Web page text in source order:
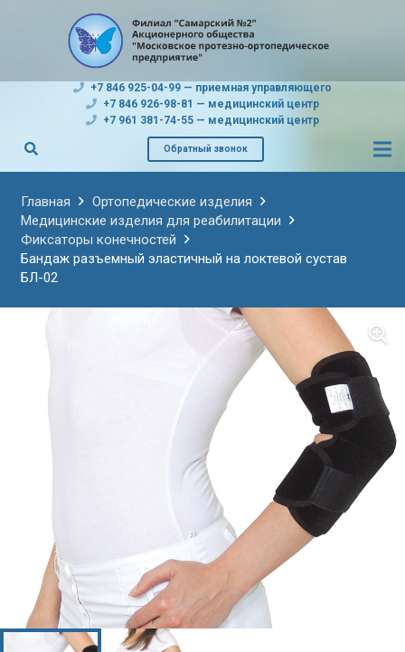
+7 846 925-04-99 — приемная управляющего
+7 846 926-98-81 — медицинский центр
+7 961 381-74-55 — медицинский центр
Обратный звонок
Главная
Ортопедические изделия
Медицинские изделия для реабилитации
Фиксаторы конечностей
Бандаж разъемный эластичный на локтевой сустав
БЛ-02